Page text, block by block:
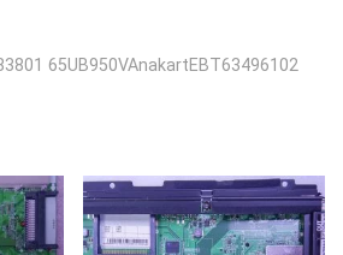
65UB950VAnakartEBT63496102